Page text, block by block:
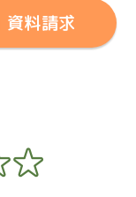
資料請求